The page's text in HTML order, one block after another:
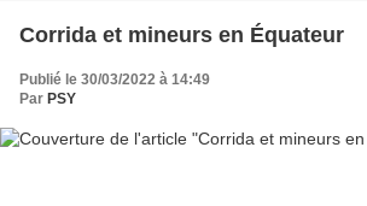
Corrida et mineurs en Équateur
Publié le 30/03/2022 à 14:49
Par PSY